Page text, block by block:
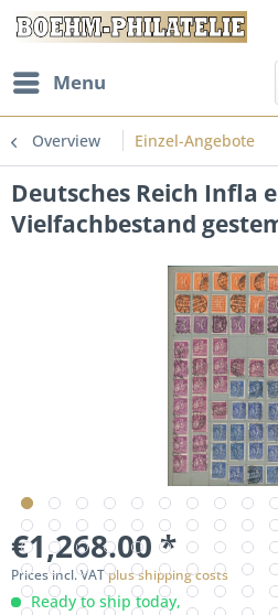
Menu
Overview Einzel-Angebote
Deutsches Reich Infla
Vielfachbestand
€1,268.00 *
Prices incl. VATplus shipping costs
Ready to ship today,